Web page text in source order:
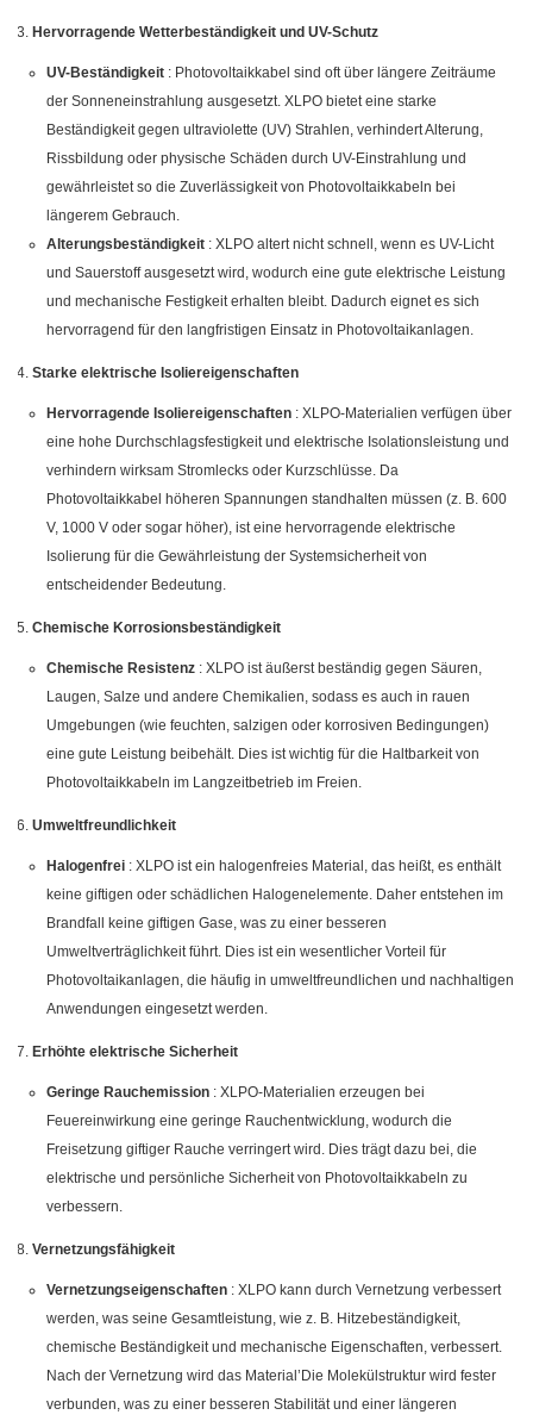
Hervorragende Wetterbeständigkeit und UV-Schutz
UV-Beständigkeit : Photovoltaikkabel sind oft über längere Zeiträume
der Sonneneinstrahlung ausgesetzt. XLPO bietet eine starke
Beständigkeit gegen ultraviolette (UV) Strahlen, verhindert Alterung,
Rissbildung oder physische Schäden durch UV-Einstrahlung und
gewährleistet so die Zuverlässigkeit von Photovoltaikkabeln bei
längerem Gebrauch.
Alterungsbeständigkeit : XLPO altert nicht schnell, wenn es UV-Licht
und Sauerstoff ausgesetzt wird, wodurch eine gute elektrische Leistung
und mechanische Festigkeit erhalten bleibt. Dadurch eignet es sich
hervorragend für den langfristigen Einsatz in Photovoltaikanlagen.
Starke elektrische Isoliereigenschaften
Hervorragende Isoliereigenschaften : XLPO-Materialien verfügen über
eine hohe Durchschlagsfestigkeit und elektrische Isolationsleistung und
verhindern wirksam Stromlecks oder Kurzschlüsse. Da
Photovoltaikkabel höheren Spannungen standhalten müssen (z. B. 600
V, 1000 V oder sogar höher), ist eine hervorragende elektrische
Isolierung für die Gewährleistung der Systemsicherheit von
entscheidender Bedeutung.
Chemische Korrosionsbeständigkeit
Chemische Resistenz : XLPO ist äußerst beständig gegen Säuren,
Laugen, Salze und andere Chemikalien, sodass es auch in rauen
Umgebungen (wie feuchten, salzigen oder korrosiven Bedingungen)
eine gute Leistung beibehält. Dies ist wichtig für die Haltbarkeit von
Photovoltaikkabeln im Langzeitbetrieb im Freien.
Umweltfreundlichkeit
Halogenfrei : XLPO ist ein halogenfreies Material, das heißt, es enthält
keine giftigen oder schädlichen Halogenelemente. Daher entstehen im
Brandfall keine giftigen Gase, was zu einer besseren
Umweltverträglichkeit führt. Dies ist ein wesentlicher Vorteil für
Photovoltaikanlagen, die häufig in umweltfreundlichen und nachhaltigen
Anwendungen eingesetzt werden.
Erhöhte elektrische Sicherheit
Geringe Rauchemission : XLPO-Materialien erzeugen bei
Feuereinwirkung eine geringe Rauchentwicklung, wodurch die
Freisetzung giftiger Rauche verringert wird. Dies trägt dazu bei, die
elektrische und persönliche Sicherheit von Photovoltaikkabeln zu
verbessern.
Vernetzungsfähigkeit
Vernetzungseigenschaften : XLPO kann durch Vernetzung verbessert
werden, was seine Gesamtleistung, wie z. B. Hitzebeständigkeit,
chemische Beständigkeit und mechanische Eigenschaften, verbessert.
Nach der Vernetzung wird das Material’Die Molekülstruktur wird fester
verbunden, was zu einer besseren Stabilität und einer längeren